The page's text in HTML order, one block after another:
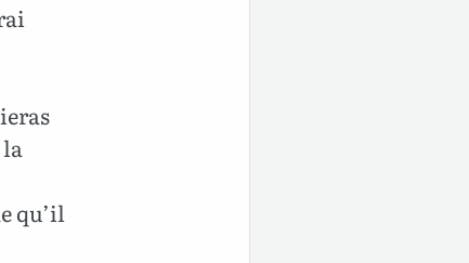
qu’il